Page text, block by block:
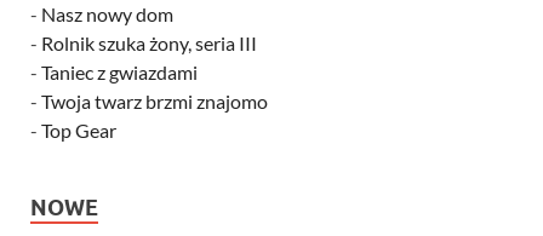
- Nasz nowy dom
- Rolnik szuka żony, seria III
- Taniec z gwiazdami
- Twoja twarz brzmi znajomo
- Top Gear
NOWE